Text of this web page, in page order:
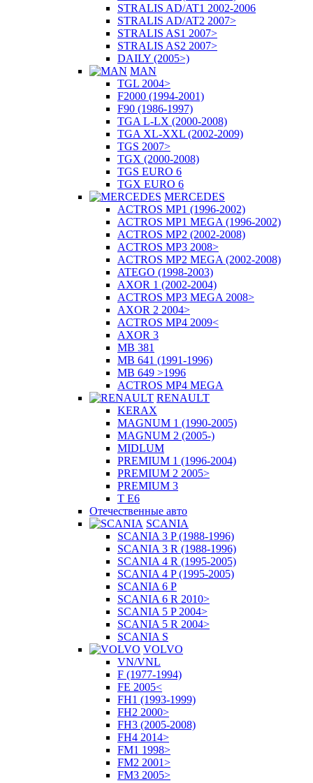
STRALIS AD/AT1 2002-2006
STRALIS AD/AT2 2007>
STRALIS AS1 2007>
STRALIS AS2 2007>
DAILY (2005>)
MAN
TGL 2004>
F2000 (1994-2001)
F90 (1986-1997)
TGA L-LX (2000-2008)
TGA XL-XXL (2002-2009)
TGS 2007>
TGX (2000-2008)
TGS EURO 6
TGX EURO 6
MERCEDES
ACTROS MP1 (1996-2002)
ACTROS MP1 MEGA (1996-2002)
ACTROS MP2 (2002-2008)
ACTROS MP3 2008>
ACTROS MP2 MEGA (2002-2008)
ATEGO (1998-2003)
AXOR 1 (2002-2004)
ACTROS MP3 MEGA 2008>
AXOR 2 2004>
ACTROS MP4 2009<
AXOR 3
MB 381
MB 641 (1991-1996)
MB 649 >1996
ACTROS MP4 MEGA
RENAULT
KERAX
MAGNUM 1 (1990-2005)
MAGNUM 2 (2005-)
MIDLUM
PREMIUM 1 (1996-2004)
PREMIUM 2 2005>
PREMIUM 3
T E6
Отечественные авто
SCANIA
SCANIA 3 P (1988-1996)
SCANIA 3 R (1988-1996)
SCANIA 4 R (1995-2005)
SCANIA 4 P (1995-2005)
SCANIA 6 P
SCANIA 6 R 2010>
SCANIA 5 P 2004>
SCANIA 5 R 2004>
SCANIA S
VOLVO
VN/VNL
F (1977-1994)
FE 2005<
FH1 (1993-1999)
FH2 2000>
FH3 (2005-2008)
FH4 2014>
FM1 1998>
FM2 2001>
FM3 2005>